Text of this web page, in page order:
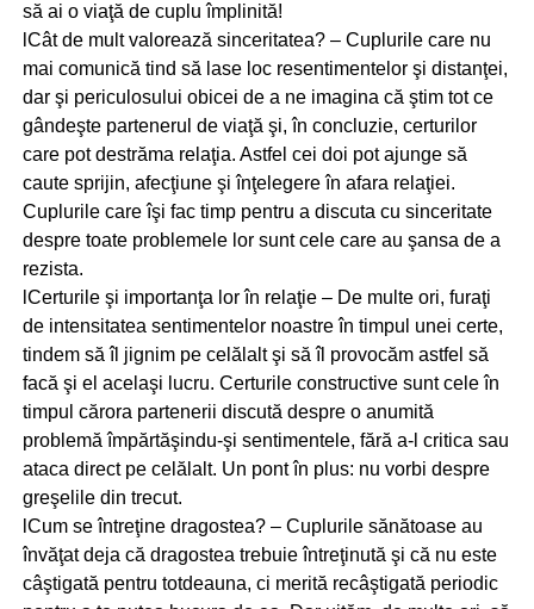
să ai o viaţă de cuplu împlinită!
lCât de mult valorează sinceritatea? – Cuplurile care nu
mai comunică tind să lase loc resentimentelor şi distanţei,
dar şi periculosului obicei de a ne imagina că ştim tot ce
gândeşte partenerul de viaţă şi, în concluzie, certurilor
care pot destrăma relaţia. Astfel cei doi pot ajunge să
caute sprijin, afecţiune şi înţelegere în afara relaţiei.
Cuplurile care îşi fac timp pentru a discuta cu sinceritate
despre toate problemele lor sunt cele care au şansa de a
rezista.
lCerturile şi importanţa lor în relaţie – De multe ori, furaţi
de intensitatea sentimentelor noastre în timpul unei certe,
tindem să îl jignim pe celălalt şi să îl provocăm astfel să
facă şi el acelaşi lucru. Certurile constructive sunt cele în
timpul cărora partenerii discută despre o anumită
problemă împărtăşindu-şi sentimentele, fără a-l critica sau
ataca direct pe celălalt. Un pont în plus: nu vorbi despre
greşelile din trecut.
lCum se întreţine dragostea? – Cuplurile sănătoase au
învăţat deja că dragostea trebuie întreţinută şi că nu este
câştigată pentru totdeauna, ci merită recâştigată periodic